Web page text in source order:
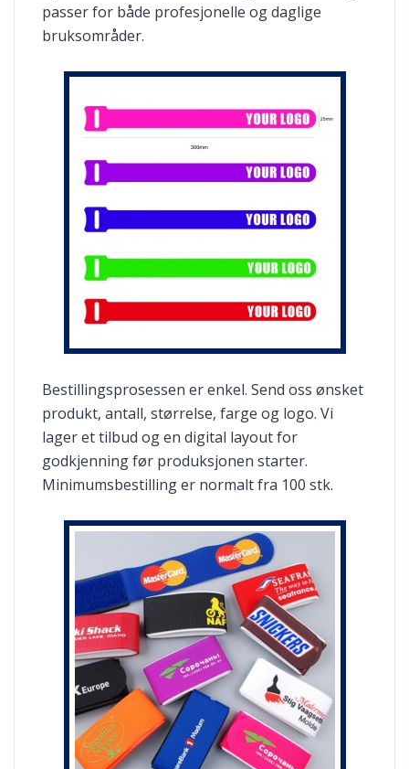
passer for både profesjonelle og daglige
bruksområder.
Bestillingsprosessen er enkel. Send oss ønsket
produkt, antall, størrelse, farge og logo. Vi
lager et tilbud og en digital layout for
godkjenning før produksjonen starter.
Minimumsbestilling er normalt fra 100 stk.